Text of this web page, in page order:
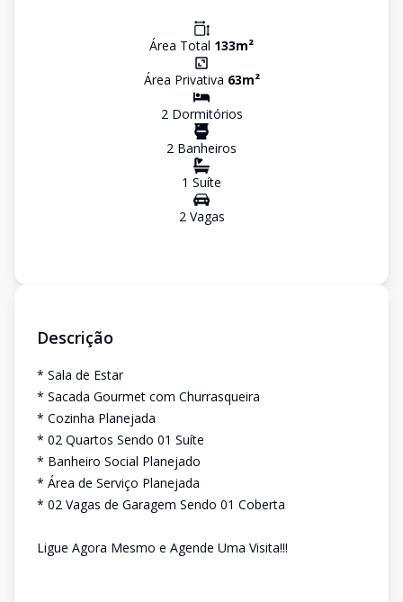
Área Total 133m²
Área Privativa 63m²
2Dormitórios
2 Banheiros
1 Suíte
2Vagas
Descrição
* Sala de Estar
* Sacada Gourmet com Churrasqueira
* Cozinha Planejada
* 02 Quartos Sendo 01 Suíte
* Banheiro Social Planejado
* Área de Serviço Planejada
* 02 Vagas de Garagem Sendo 01 Coberta
Ligue Agora Mesmo e Agende Uma Visita!!!